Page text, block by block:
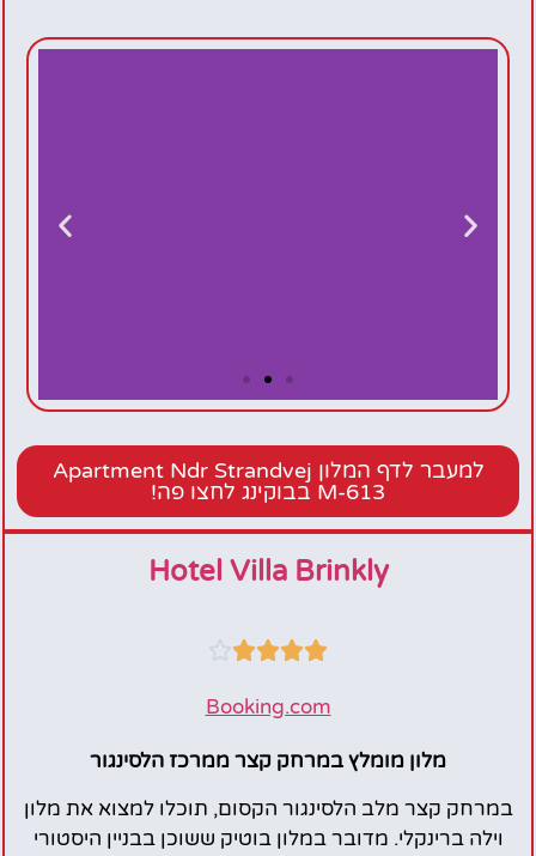
Apartment Ndr
Strandvej M-613
למעבר לדף המלון Apartment Ndr Strandvej
M-613 בבוקינג לחצו פה!
Hotel Villa Brinkly





Booking.com
מלון מומלץ במרחק קצר ממרכז הלסינגור
במרחק קצר מלב הלסינגור הקסום, תוכלו למצוא את מלון
וילה ברינקלי. מדובר במלון בוטיק ששוכן בבניין היסטורי